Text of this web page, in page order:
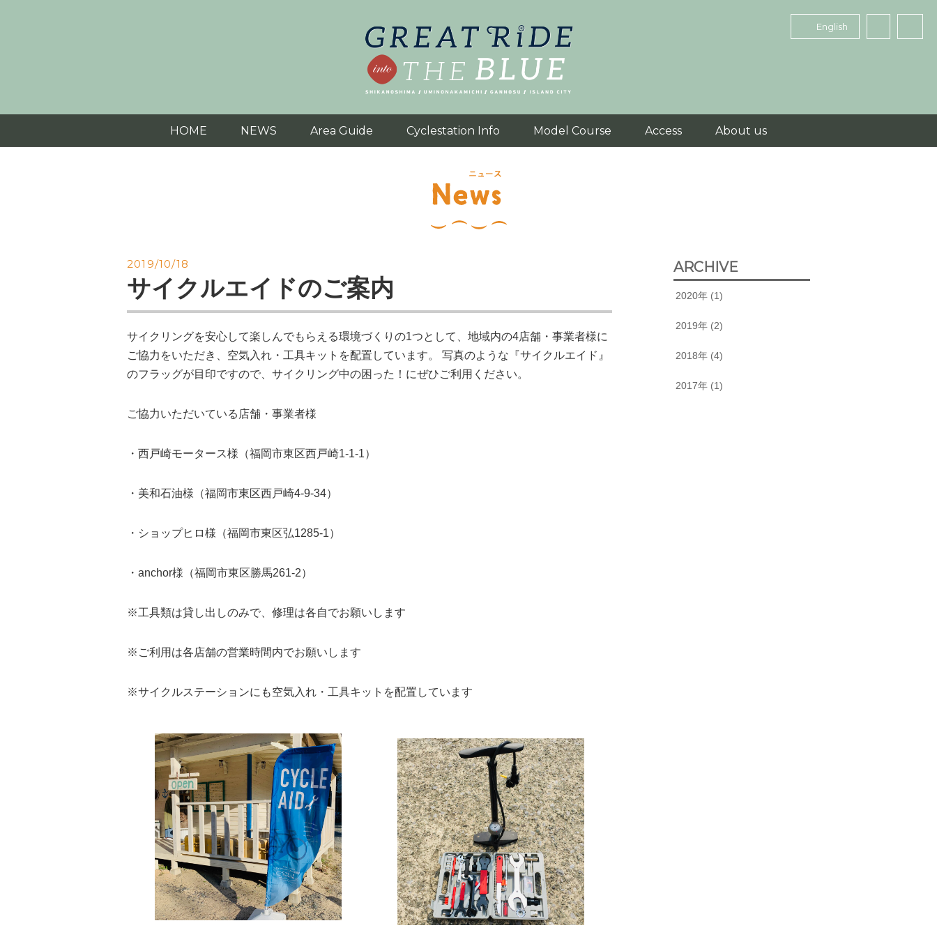
English
HOME NEWS Area Guide Cyclestation Info Model Course Access About us
2019/10/18
サイクルエイドのご案内
サイクリングを安心して楽しんでもらえる環境づくりの1つとして、地域内の4店舗・事業者様に
ご協力をいただき、空気入れ・工具キットを配置しています。 写真のような『サイクルエイド』
のフラッグが目印ですので、サイクリング中の困った！にぜひご利用ください。
ご協力いただいている店舗・事業者様
・西戸崎モータース様（福岡市東区西戸崎1-1-1）
・美和石油様（福岡市東区西戸崎4-9-34）
・ショップヒロ様（福岡市東区弘1285-1）
・anchor様（福岡市東区勝馬261-2）
※工具類は貸し出しのみで、修理は各自でお願いします
※ご利用は各店舗の営業時間内でお願いします
※サイクルステーションにも空気入れ・工具キットを配置しています
ARCHIVE
2020年 (1)
2019年 (2)
2018年 (4)
2017年 (1)